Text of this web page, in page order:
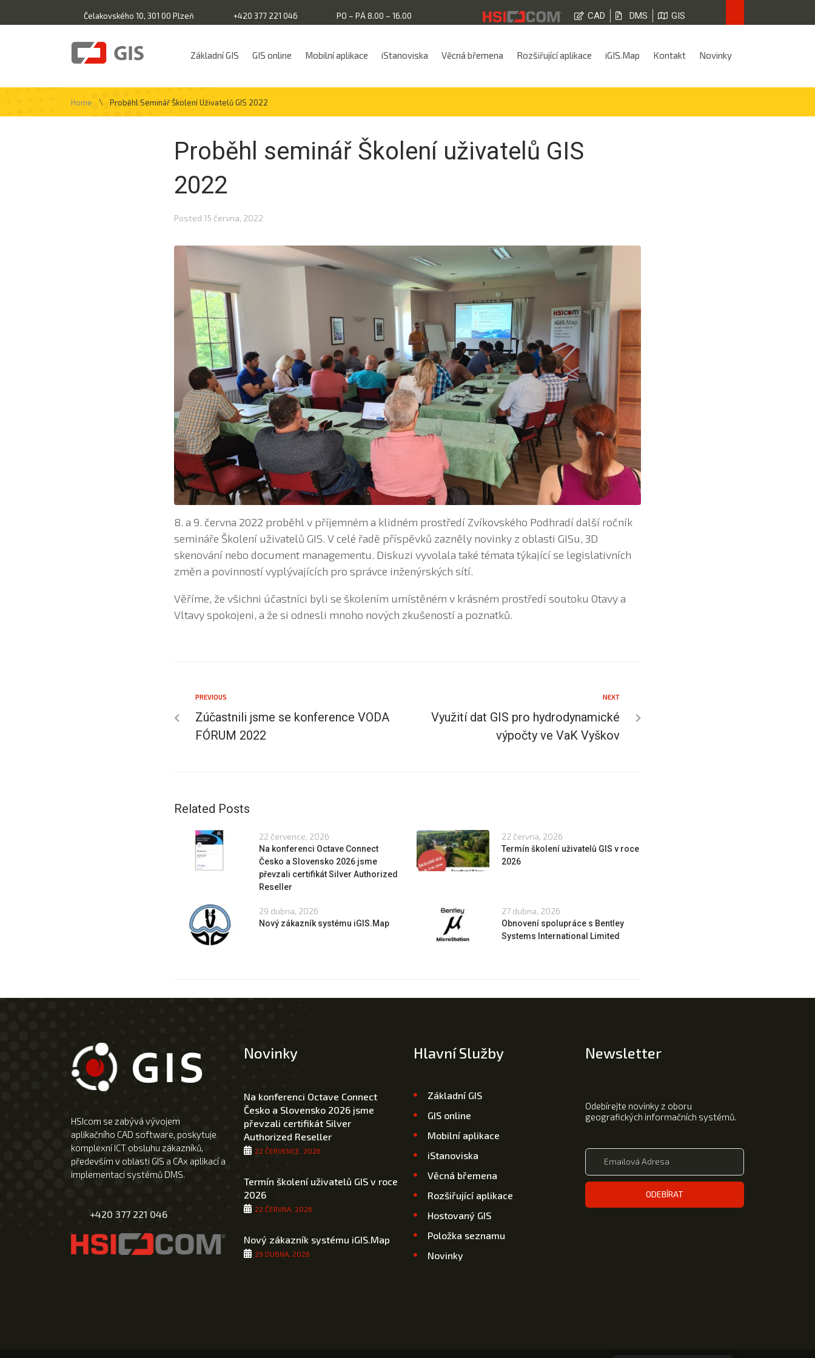
Čelakovského 10, 301 00 Plzeň +420 377 221 046 PO – PÁ 8.00 – 16.00 CAD DMS GIS
Základní GIS GIS online Mobilní aplikace iStanoviska Věcná břemena Rozšiřující aplikace iGIS.Map Kontakt Novinky
Home \ Proběhl Seminář Školení Uživatelů GIS 2022
Proběhl seminář Školení uživatelů GIS
2022
Posted 15 června, 2022
8. a 9. června 2022 proběhl v příjemném a klidném prostředí Zvíkovského Podhradí další ročník
semináře Školení uživatelů GIS. V celé řadě příspěvků zazněly novinky z oblasti GISu, 3D
skenování nebo document managementu. Diskuzi vyvolala také témata týkající se legislativních
změn a povinností vyplývajících pro správce inženýrských sítí.
Věříme, že všichni účastníci byli se školením umístěném v krásném prostředí soutoku Otavy a
Vltavy spokojeni, a že si odnesli mnoho nových zkušeností a poznatků.
PREVIOUS
Zúčastnili jsme se konference VODA
FÓRUM 2022
NEXT
Využití dat GIS pro hydrodynamické
výpočty ve VaK Vyškov
Related Posts
22 července, 2026
Na konferenci Octave Connect
Česko a Slovensko 2026 jsme
převzali certifikát Silver Authorized
Reseller
22 června, 2026
Termín školení uživatelů GIS v roce
2026
29 dubna, 2026
Nový zákazník systému iGIS.Map
27 dubna, 2026
Obnovení spolupráce s Bentley
Systems International Limited
HSIcom se zabývá vývojem
aplikačního CAD software, poskytuje
komplexní ICT obsluhu zákazníků,
především v oblasti GIS a CAx aplikací a
implementaci systémů DMS.
+420 377 221 046
Novinky
Na konferenci Octave Connect
Česko a Slovensko 2026 jsme
převzali certifikát Silver
Authorized Reseller
22 ČERVENCE, 2026
Termín školení uživatelů GIS v roce
2026
22 ČERVNA, 2026
Nový zákazník systému iGIS.Map
29 DUBNA, 2026
Hlavní Služby
Základní GIS
GIS online
Mobilní aplikace
iStanoviska
Věcná břemena
Rozšiřující aplikace
Hostovaný GIS
Položka seznamu
Novinky
Newsletter
Odebírejte novinky z oboru
geografických informačních systémů.
ODEBÍRAT